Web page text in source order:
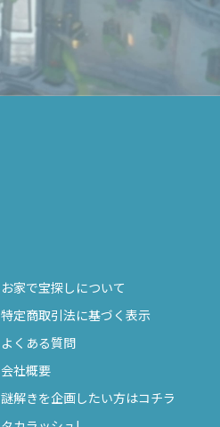
お家で宝探しについて
特定商取引法に基づく表示
よくある質問
会社概要
謎解きを企画したい方はコチラ